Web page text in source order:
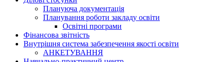
Плануюча документація
Планування роботи закладу освіти
Освітні програми
Фінансова звітність
Внутрішня система забезпечення якості освіти
АНКЕТУВАННЯ